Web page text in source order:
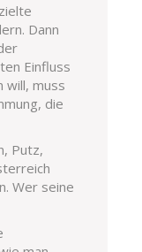
. Dann
Einfluss
will, muss
die
Putz,
Wer seine